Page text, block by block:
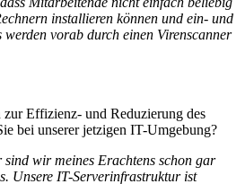
installieren können und ein- und
werden vorab durch einen Virenscanner
Effizienz- und Reduzierung des
bei unserer jetzigen IT-Umgebung?
sind wir meines Erachtens schon gar
Unsere IT-Serverinfrastruktur ist